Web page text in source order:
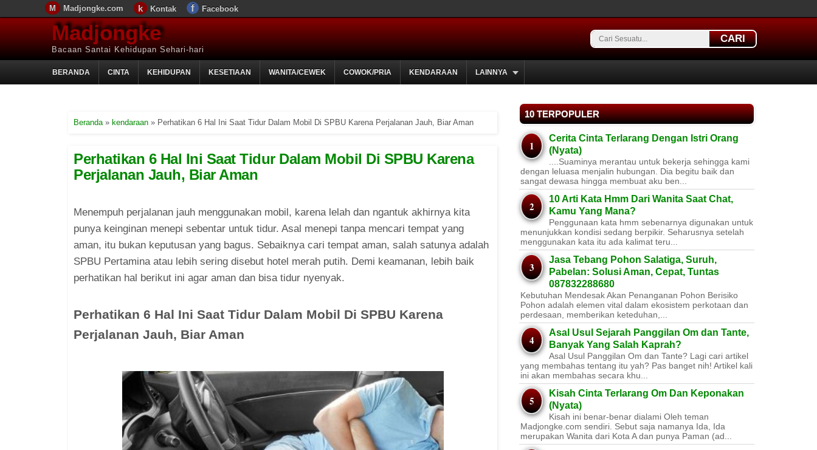
Madjongke.com Kontak Facebook
Madjongke
Bacaan Santai Kehidupan Sehari-hari
CARI
BERANDA CINTA KEHIDUPAN KESETIAAN WANITA/CEWEK COWOK/PRIA KENDARAAN LAINNYA
Beranda» kendaraan » Perhatikan 6 Hal Ini Saat Tidur Dalam Mobil Di SPBU Karena Perjalanan Jauh, Biar Aman
Perhatikan 6 Hal Ini Saat Tidur Dalam Mobil Di SPBU Karena
Perjalanan Jauh, Biar Aman
Menempuh perjalanan jauh menggunakan mobil, karena lelah dan ngantuk akhirnya kita
punya keinginan menepi sebentar untuk tidur. Asal menepi tanpa mencari tempat yang
aman, itu bukan keputusan yang bagus. Sebaiknya cari tempat aman, salah satunya adalah
SPBU Pertamina atau lebih sering disebut hotel merah putih. Demi keamanan, lebih baik
perhatikan hal berikut ini agar aman dan bisa tidur nyenyak.
Perhatikan 6 Hal Ini Saat Tidur Dalam Mobil Di SPBU Karena
Perjalanan Jauh, Biar Aman
10 TERPOPULER
Cerita Cinta Terlarang Dengan Istri Orang
(Nyata)
....Suaminya merantau untuk bekerja sehingga kami
dengan leluasa menjalin hubungan. Dia begitu baik dan
sangat dewasa hingga membuat aku ben...
10 Arti Kata Hmm Dari Wanita Saat Chat,
Kamu Yang Mana?
Penggunaan kata hmm sebenarnya digunakan untuk
menunjukkan kondisi sedang berpikir. Seharusnya setelah
menggunakan kata itu ada kalimat teru...
Jasa Tebang Pohon Salatiga, Suruh,
Pabelan: Solusi Aman, Cepat, Tuntas
087832288680
Kebutuhan Mendesak Akan Penanganan Pohon Berisiko ​
Pohon adalah elemen vital dalam ekosistem perkotaan dan
perdesaan, memberikan keteduhan,...
Asal Usul Sejarah Panggilan Om dan Tante,
Banyak Yang Salah Kaprah?
Asal Usul Panggilan Om dan Tante? Lagi cari artikel
yang membahas tentang itu yah? Pas banget nih! Artikel kali
ini akan membahas secara khu...
Kisah Cinta Terlarang Om Dan Keponakan
(Nyata)
Kisah ini benar-benar dialami Oleh teman
Madjongke.com sendiri. Sebut saja namanya Ida, Ida
merupakan Wanita dari Kota A dan punya Paman (ad...